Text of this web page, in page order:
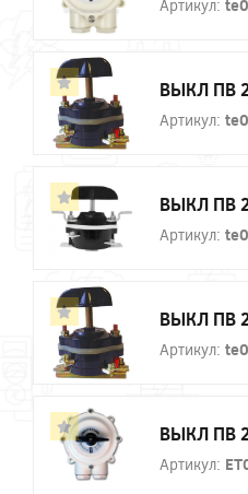
Артикул:
ВЫКЛ ПВ
Артикул:
ВЫКЛ ПВ
Артикул:
ВЫКЛ ПВ
Артикул:
ВЫКЛ ПВ
Артикул: